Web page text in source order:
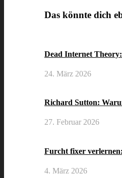
Das könnte dich
Dead Internet
24. März 2026
Richard Sutton:
27. Februar 2026
Furcht fixer
4. März 2026